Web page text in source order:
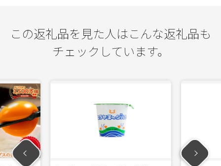
この返礼品を見た人はこんな返礼品も
チェックしています。